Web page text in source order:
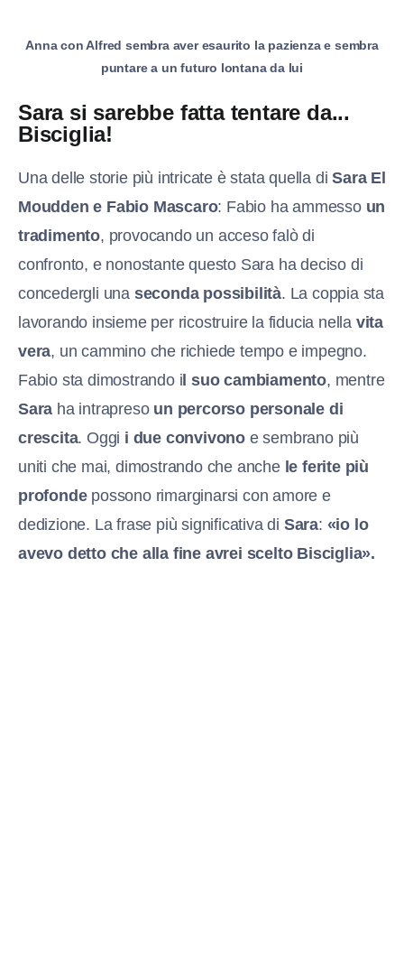
Anna con Alfred sembra aver esaurito la pazienza e sembra
puntare a un futuro lontana da lui
Sara si sarebbe fatta tentare da...
Bisciglia!
Una delle storie più intricate è stata quella diSara El
Moudden e Fabio Mascaro: Fabio ha ammesso un
tradimento, provocando un acceso falò di
confronto, e nonostante questo Sara ha deciso di
concedergli una seconda possibilità. La coppia sta
lavorando insieme per ricostruire la fiducia nella vita
vera, un cammino che richiede tempo e impegno.
Fabio sta dimostrando il suo cambiamento, mentre
Sara ha intrapreso un percorso personale di
crescita. Oggi i due convivono e sembrano più
uniti che mai, dimostrando che anche le ferite più
profondepossono rimarginarsi con amore e
dedizione. La frase più significativa di Sara: «io lo
avevo detto che alla fine avrei scelto Bisciglia».